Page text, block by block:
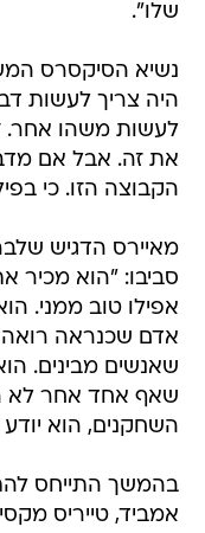
שלו".
נשיא הסיקסרס
היה צריך לעשות
לעשות משהו אחר.
את זה. אבל אם
הקבוצה הזו. כי
מאיירס הדגיש
סביבו: "הוא מכיר
אפילו טוב ממני.
אדם שכנראה
שאנשים מבינים.
שאף אחד אחר לא
השחקנים, הוא
בהמשך התייחס
אמביד, טייריס